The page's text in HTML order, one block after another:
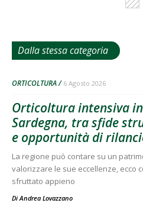
Dalla stessa categoria
ORTICOLTURA 6 Agosto 2026
Orticoltura intensiva in
Sardegna, tra sfide
e opportunità di
La regione può contare su un
valorizzare le sue eccellenze, ecco
sfruttato appieno
Di Andrea Lovazzano